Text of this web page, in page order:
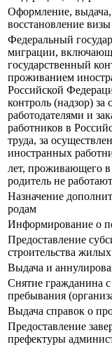
Оформление, выдача,
восстановление визы
Федеральный
миграции,
государственный
проживанием
Российской
контроль (надзор)
работодателями и
работников в
труда, за
иностранных
лет, проживающего в
родитель не
Назначение
родам
Информирование о
Предоставление
строительства
Выдача и
Снятие гражданина
пребывания
Выдача справок о
Предоставление
префектуры